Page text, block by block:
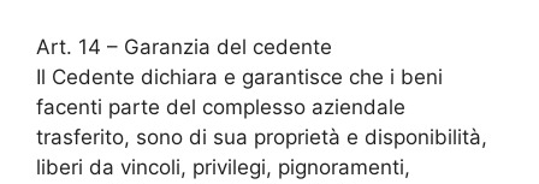
Art. 14 – Garanzia del cedente
Il Cedente dichiara e garantisce che i beni
facenti parte del complesso aziendale
trasferito, sono di sua proprietà e disponibilità,
liberi da vincoli, privilegi, pignoramenti,